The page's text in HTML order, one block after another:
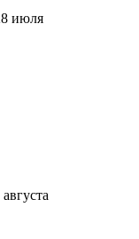
июля
августа